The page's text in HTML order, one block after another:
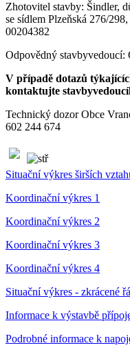
Zhotovitel stavby: Šindler,
se sídlem Plzeňská 276/
00204382
Odpovědný stavbyvedoucí:
V případě dotazů
kontaktujte
Technický dozor Obce
602 244 674
Situační výkres širších
Koordinační výkres 1
Koordinační výkres 2
Koordinační výkres 3
Koordinační výkres 4
Situační výkres - zkrácené
Informace k výstavbě
Podrobné informace k